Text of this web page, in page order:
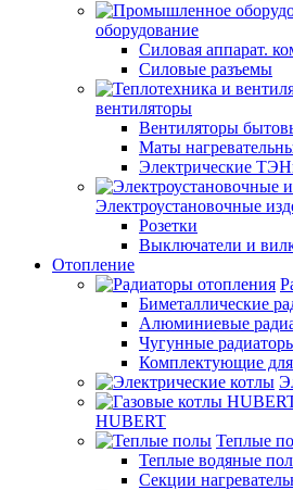
оборудование
Силовая аппарат.
Силовые разъемы
вентиляторы
Вентиляторы
Маты
Электрические
Электроустановочные
Розетки
Выключатели и
Отопление
Биметаллические
Алюминиевые
Чугунные
Комплектующие для
HUBERT
Теплые
Теплые водяные
Секции